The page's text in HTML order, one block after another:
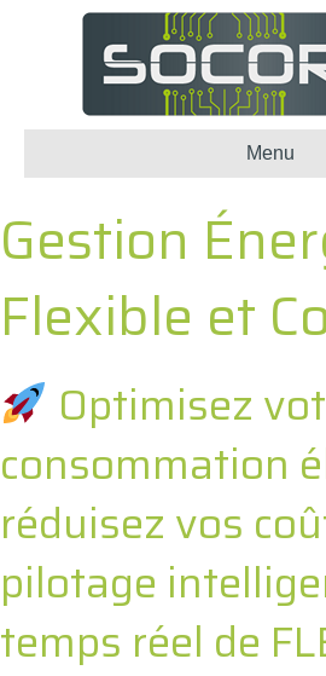
Menu
Gestion
Flexible et
Optimisez
consommation
réduisez vos
pilotage
temps réel de